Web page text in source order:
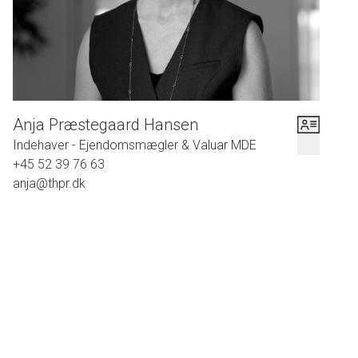
af slagsen. Den elegante fortrappe og den smukke entre byder villaens
gæster velkommen på fornemmeste vis. Den flotte svungne trappe til villaens
1. sal og et skønt kig til alrummet er det første der møder dig i denne villa.
Villaens hjerte og familiens samlingspunkt er uden tvivl det store og helt
enestående køkken og alrum/spisestue. Som noget helt unikt i denne villa er
høje træterrasse, hvor solen nydes med en dejlig kop kaffe eller et køligt glas
rosévin på en en lun sommeraften. Køkkenet er fra HTH med lyse fronter,
Anja Præstegaard Hansen
Indehaver - Ejendomsmægler & Valuar MDE
+45 52 39 76 63
anja@thpr.dk